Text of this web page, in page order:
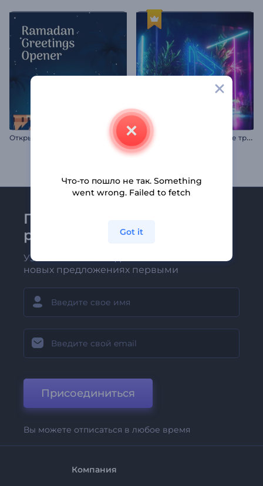
А
нимация лого: Неоновые тропики
Присоединяйтесь к
рассылке Renderforest
Узнавайте о последних новостях и
новых предложениях первыми
Присоединиться
Вы можете отписаться в любое время
Компания
Что-то пошло не так. Something
went wrong. Failed to fetch
Got it